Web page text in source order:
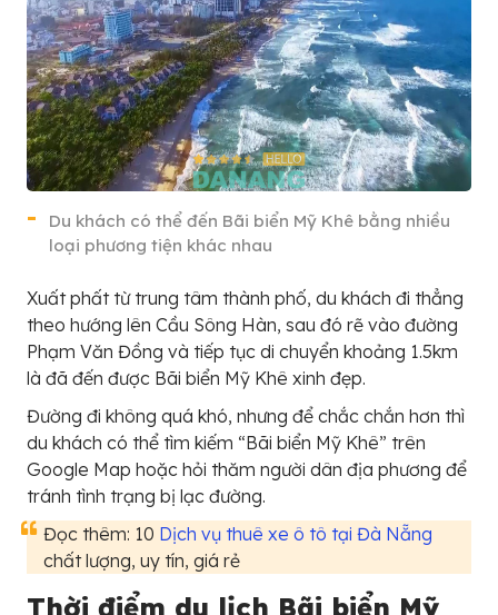
Du khách có thể đến Bãi biển Mỹ Khê bằng nhiều
loại phương tiện khác nhau
Xuất phất từ trung tâm thành phố, du khách đi thẳng
theo hướng lên Cầu Sông Hàn, sau đó rẽ vào đường
Phạm Văn Đồng và tiếp tục di chuyển khoảng 1.5km
là đã đến được Bãi biển Mỹ Khê xinh đẹp.
Đường đi không quá khó, nhưng để chắc chắn hơn thì
du khách có thể tìm kiếm “Bãi biển Mỹ Khê” trên
Google Map hoặc hỏi thăm người dân địa phương để
tránh tình trạng bị lạc đường.
Đọc thêm: 10 Dịch vụ thuê xe ô tô tại Đà Nẵng
chất lượng, uy tín, giá rẻ
Thời điểm du lịch Bãi biển Mỹ